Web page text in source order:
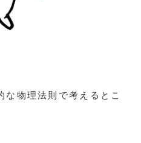
な物理法則で考えるとこ